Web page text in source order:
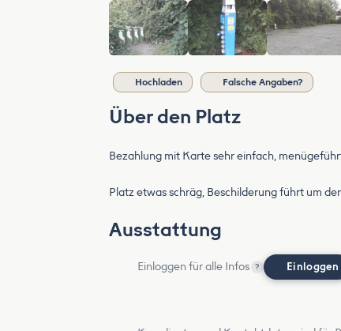
Hochladen Falsche Angaben?
Über den Platz
Bezahlung mit Karte sehr einfach,
Platz etwas schräg, Beschilderung führt um
Ausstattung
Einloggen für alle Infos ? Einloggen